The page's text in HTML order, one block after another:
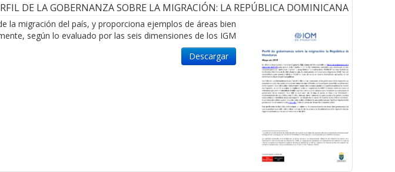
DE LA GOBERNANZA SOBRE LA MIGRACIÓN: LA REPÚBLICA DOMINICANA
la migración del país, y proporciona ejemplos de áreas bien
según lo evaluado por las seis dimensiones de los IGM.
Descargar